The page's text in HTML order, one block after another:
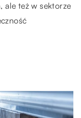
ale też w sektorze